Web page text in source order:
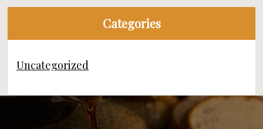
Categories
Uncategorized